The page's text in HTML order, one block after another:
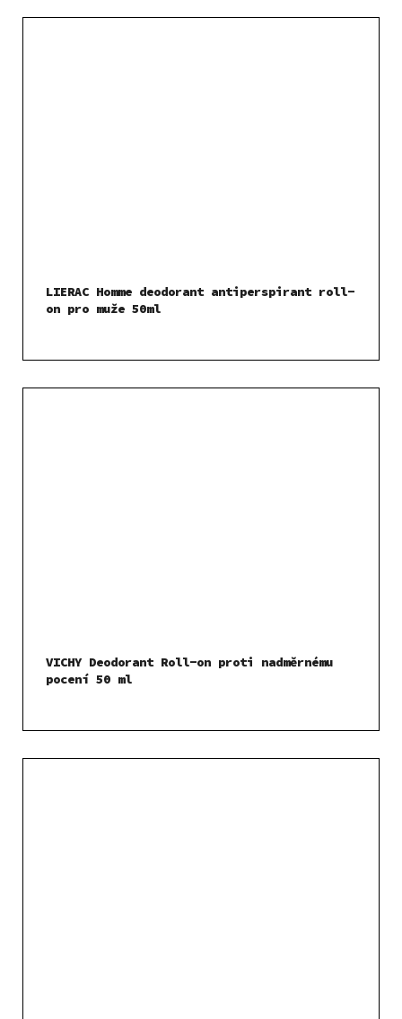
LIERAC Homme deodorant antiperspirant roll-
on pro muže 50ml
VICHY Deodorant Roll-on proti nadměrnému
pocení 50 ml